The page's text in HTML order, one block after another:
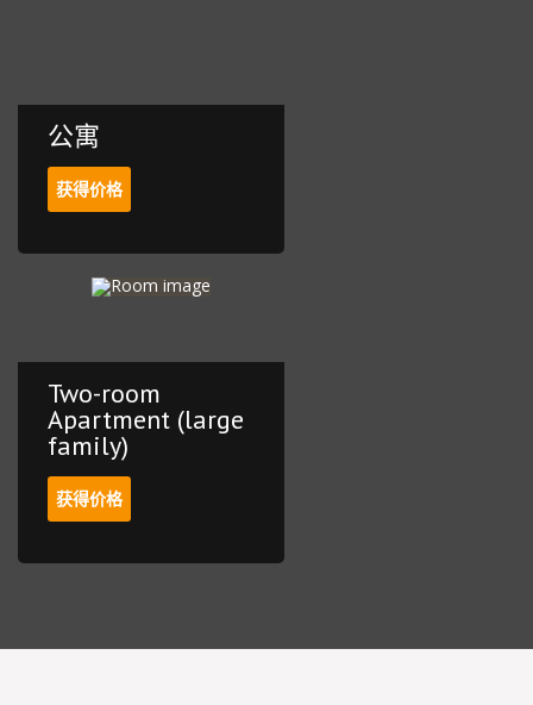
公寓
获得价格
Two-room
Apartment (large
family)
获得价格